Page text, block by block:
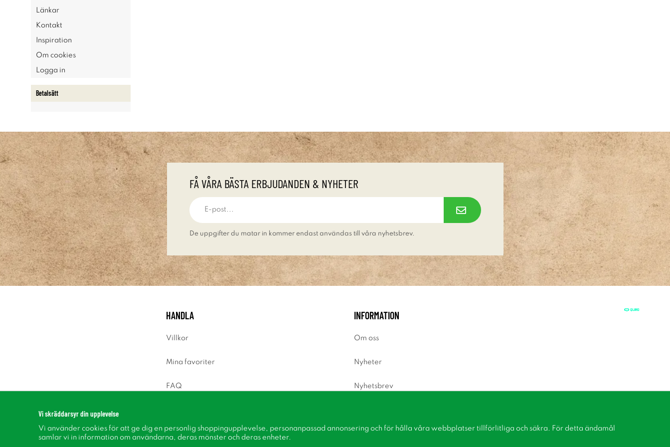
Länkar
Kontakt
Inspiration
Om cookies
Logga in
Betalsätt
FÅ VÅRA BÄSTA ERBJUDANDEN & NYHETER
De uppgifter du matar in kommer endast användas till våra nyhetsbrev.
HANDLA
Villkor
Mina favoriter
FAQ
INFORMATION
Om oss
Nyheter
Nyhetsbrev
Inspiration
Vi skräddarsyr din upplevelse
Vi använder cookies för att ge dig en personlig shoppingupplevelse, personanpassad annonsering och för hålla våra webbplatser tillförlitliga och säkra. För detta ändamål
samlar vi in information om användarna, deras mönster och deras enheter.